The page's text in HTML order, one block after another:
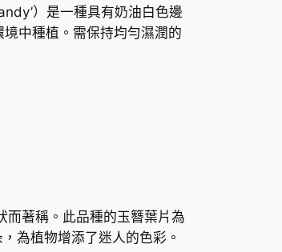
）是一種具有奶油白色邊
中種植。需保持均勻濕潤的
著稱。此品種的玉簪葉片為
為植物增添了迷人的色彩。